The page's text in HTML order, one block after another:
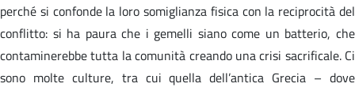
perché si confonde la loro somiglianza fisica con la reciprocità del
conflitto: si ha paura che i gemelli siano come un batterio, che
contaminerebbe tutta la comunità creando una crisi sacrificale. Ci
sono molte culture, tra cui quella dell’antica Grecia – dove